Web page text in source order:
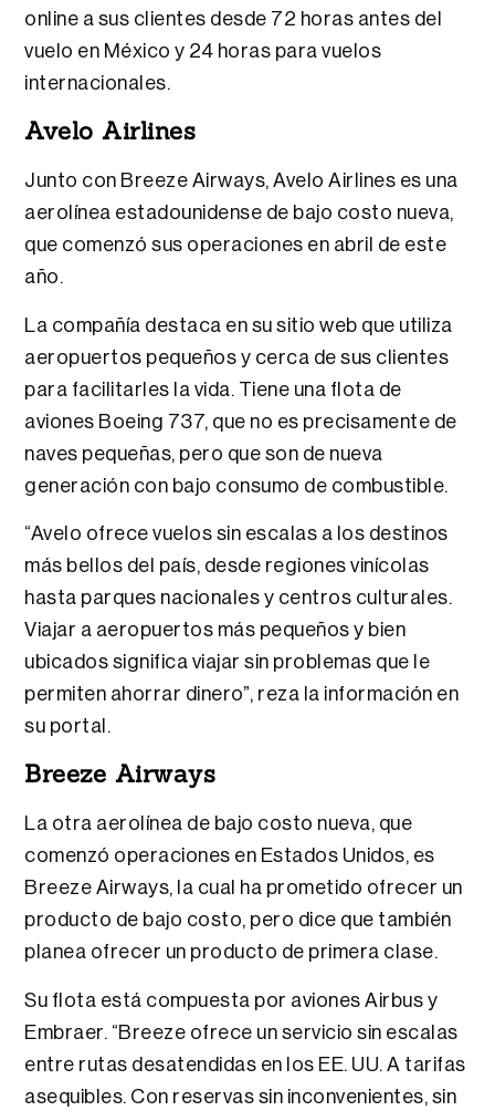
online a sus clientes desde 72 horas antes del
vuelo en México y 24 horas para vuelos
internacionales.
Avelo Airlines
Junto con Breeze Airways, Avelo Airlines es una
aerolínea estadounidense de bajo costo nueva,
que comenzó sus operaciones en abril de este
año.
La compañía destaca en su sitio web que utiliza
aeropuertos pequeños y cerca de sus clientes
para facilitarles la vida. Tiene una flota de
aviones Boeing 737, que no es precisamente de
naves pequeñas, pero que son de nueva
generación con bajo consumo de combustible.
“Avelo ofrece vuelos sin escalas a los destinos
más bellos del país, desde regiones vinícolas
hasta parques nacionales y centros culturales.
Viajar a aeropuertos más pequeños y bien
ubicados significa viajar sin problemas que le
permiten ahorrar dinero”, reza la información en
su portal.
Breeze Airways
La otra aerolínea de bajo costo nueva, que
comenzó operaciones en Estados Unidos, es
Breeze Airways, la cual ha prometido ofrecer un
producto de bajo costo, pero dice que también
planea ofrecer un producto de primera clase.
Su flota está compuesta por aviones Airbus y
Embraer. “Breeze ofrece un servicio sin escalas
entre rutas desatendidas en los EE. UU. A tarifas
asequibles. Con reservas sin inconvenientes, sin